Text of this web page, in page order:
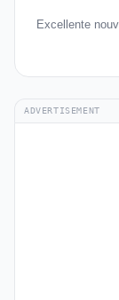
Excellente
ADVERTISEMENT